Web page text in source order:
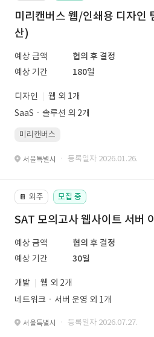
미리캔버스 웹/인쇄용 디자인
산)
예상 금액
협의 후 결정
예상 기간
180일
디자인
웹 외 1개
SaaSㆍ솔루션 외 2개
미리캔버스
서울특별시 · 등록일자 2026.01.26.
📔 외주 모집 중
SAT 모의고사 웹사이트 서버
예상 금액
협의 후 결정
예상 기간
30일
개발
웹 외 2개
네트워크ㆍ서버 운영 외 1개
서울특별시 · 등록일자 2026.07.27.